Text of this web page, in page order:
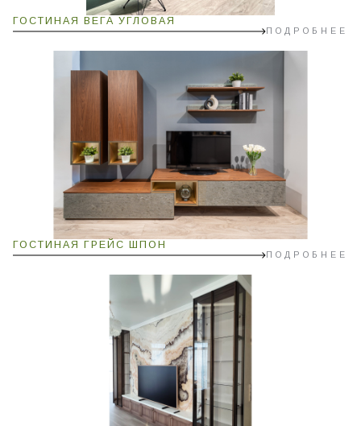
ГОСТИНАЯ ВЕГА УГЛОВАЯ
ПОДРОБНЕЕ
ГОСТИНАЯ ГРЕЙС ШПОН
ПОДРОБНЕЕ